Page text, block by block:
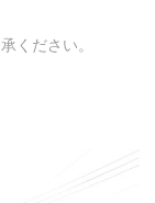
ください。